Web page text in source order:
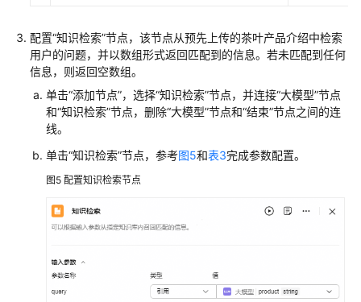
共
担
云
等
（SLA）
配置“知识检索”节点，该节点从预先上传的茶叶产品介绍中检索
用户的问题，并以数组形式返回匹配到的信息。若未匹配到任何
信息，则返回空数组。
单击“添加节点”，选择“知识检索”节点，并连接“大模型”节点
和“知识检索”节点，删除“大模型”节点和“结束”节点之间的连
线。
单击“知识检索”节点，参考图5和表3完成参数配置。
图5 配置知识检索节点